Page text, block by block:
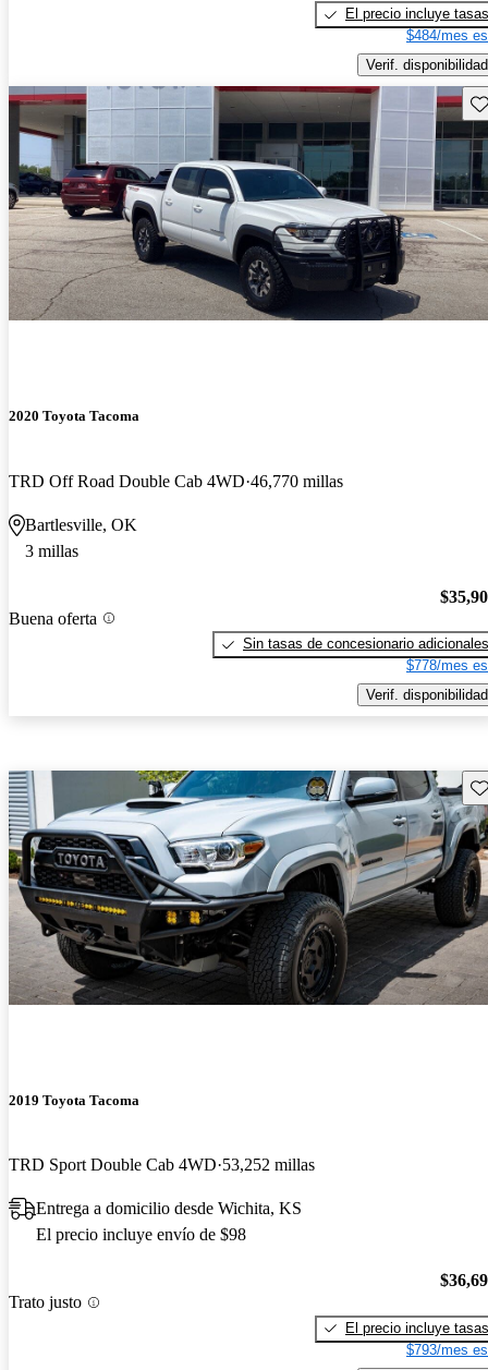
El precio incluye tasas
$484/mes
Verif. disponibilidad
2020 Toyota Tacoma
TRD Off Road Double Cab 4WD 46,770 millas
Bartlesville, OK
3 millas
Buena oferta
Sin tasas de concesionario adicionales
$778/mes
Verif. disponibilidad
2019 Toyota Tacoma
TRD Sport Double Cab 4WD 53,252 millas
Entrega a domicilio desde Wichita, KS
El precio incluye envío de $98
Trato justo
El precio incluye tasas
$793/mes